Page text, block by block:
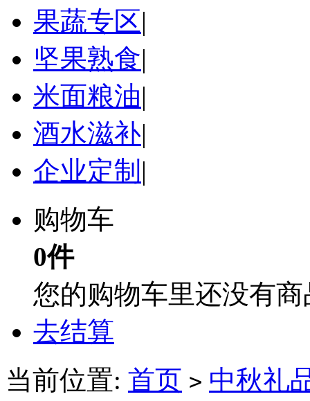
果蔬专区|
坚果熟食|
米面粮油|
酒水滋补|
企业定制|
购物车
0件
您的购物车里还没有
去结算
当前位置: 首页 > 中秋礼